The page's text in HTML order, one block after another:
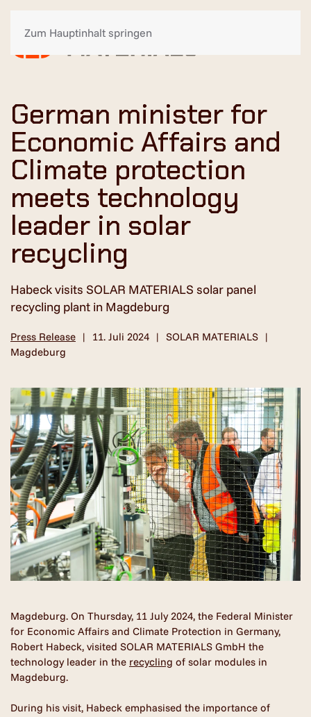
Zum Hauptinhalt springen
German minister for
Economic Affairs and
Climate protection
meets technology
leader in solar
recycling
Habeck visits SOLAR MATERIALS solar panel
recycling plant in Magdeburg
Press Release 11. Juli 2024
SOLAR MATERIALS
Magdeburg
Magdeburg. On Thursday, 11 July 2024, the Federal Minister
for Economic Affairs and Climate Protection in Germany,
Robert Habeck, visited SOLAR MATERIALS GmbH the
technology leader in the recycling of solar modules in
Magdeburg.
During his visit, Habeck emphasised the importance of